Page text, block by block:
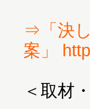
⇒「決
案」
＜取材